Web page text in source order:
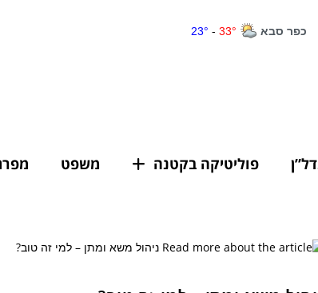
פוליטיקה בקטנה משפט